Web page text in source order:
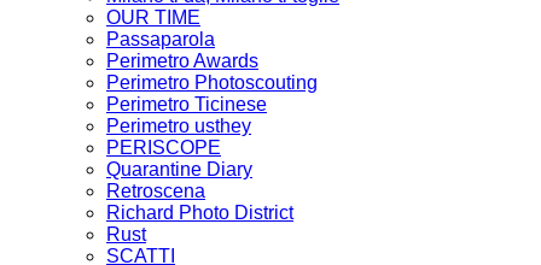
OUR TIME
Passaparola
Perimetro Awards
Perimetro Photoscouting
Perimetro Ticinese
Perimetro usthey
PERISCOPE
Quarantine Diary
Retroscena
Richard Photo District
Rust
SCATTI